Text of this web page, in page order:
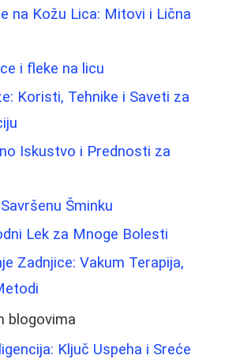
na Kožu Lica: Mitovi i Lična
i fleke na licu
Koristi, Tehnike i Saveti za
Iskustvo i Prednosti za
Šminku
Lek za Mnoge Bolesti
Zadnjice: Vakum Terapija,
blogovima
Ključ Uspeha i Sreće